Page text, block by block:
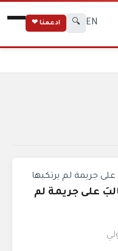
EN
🔍 ادعمنا ❤
على جريمة لم